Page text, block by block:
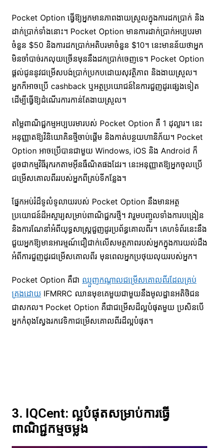
Pocket Option ធ្វើឱ្យអ្នកមានភាពងាយស្រួលក្នុងការដកប្រាក់ និង
ដាក់ប្រាក់ទាំងនោះ។ Pocket Option មានការដាក់ប្រាក់អប្បបរមា
ចំនួន $50 និងការដកប្រាក់អតិបរមាចំនួន $10។ នេះមានន័យថាអ្នក
មិនចាំបាច់រកលុយច្រើនមុននឹងដកប្រាក់ចេញទេ។ Pocket Option
ផ្តល់ជូននូវជម្រើសបង់ប្រាក់ប្រកបដោយសុវត្ថិភាព និងងាយស្រួល។
អ្នកក៏អាចប្រើ cashback ឬអត្ថប្រយោជន៍នៃការជួញដូរផ្សេងទៀត
ដើម្បីធ្វើឱ្យដំណើរការកាន់តែងាយស្រួល។
តម្លៃពាណិជ្ជកម្មអប្បបរមារបស់ Pocket Option គឺ 1 ដុល្លារ។ នេះ
អនុញ្ញាតឱ្យវិនិយោគិនថ្មីចាប់ផ្តើម និងកាត់បន្ថយហានិភ័យ។ Pocket
Option អាចប្រើបានជាមួយ Windows, iOS និង Android ក៏
ដូចជាកម្មវិធីរុករកតាមអ៊ីនធឺណិតផងដែរ។ នេះអនុញ្ញាតឱ្យអ្នកចូលប្រើ
ជម្រើសគោលពីររបស់អ្នកពីគ្រប់ទីកន្លែង។
ផ្នែកអប់រំដ៏ទូលំទូលាយរបស់ Pocket Option នឹងមានអត្ថ
ប្រយោជន៍ដ៏អស្ចារ្យសម្រាប់ពាណិជ្ជករថ្មី។ វារួមបញ្ចូលទាំងការបង្រៀន
និងការណែនាំអំពីយុទ្ធសាស្រ្តជួញដូរប្រព័ន្ធគោលពីរ។ គេហទំព័រនេះនឹង
ជួយអ្នកឱ្យមានអារម្មណ៍ជឿជាក់លើសមត្ថភាពរបស់អ្នកក្នុងការយល់ដឹង
អំពីការជួញដូរជម្រើសគោលពីរ មុនពេលអ្នកប្រថុយលុយរបស់អ្នក។
Pocket Option គឺជា ឈ្មួញកណ្តាលជម្រើសគោលពីរដែលគ្រប់
គ្រងដោយ IFMRRC ឈានមុខគេមួយជាមួយនឹងមូលដ្ឋានអតិថិជន
ជាសកល។ Pocket Option គឺជាជម្រើសដ៏ល្អបំផុតមួយ ប្រសិនបើ
អ្នកកំពុងស្វែងរកវេទិកាជម្រើសគោលពីរដ៏ល្អបំផុត។
3. IQCent: ល្អបំផុតសម្រាប់ការធ្វើ
ពាណិជ្ជកម្មចម្លង